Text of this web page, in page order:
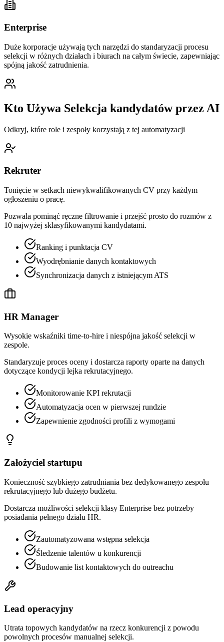
Enterprise
Duże korporacje używają tych narzędzi do standaryzacji procesu
selekcji w różnych działach i biurach na całym świecie, zapewniając
spójną jakość zatrudnienia.
Kto Używa Selekcja kandydatów przez AI
Odkryj, które role i zespoły korzystają z tej automatyzacji
Rekruter
Tonięcie w setkach niewykwalifikowanych CV przy każdym
ogłoszeniu o pracę.
Pozwala pominąć ręczne filtrowanie i przejść prosto do rozmów z
10 najwyżej sklasyfikowanymi kandydatami.
Ranking i punktacja CV
Wyodrębnianie danych kontaktowych
Synchronizacja danych z istniejącym ATS
HR Manager
Wysokie wskaźniki time-to-hire i niespójna jakość selekcji w
zespole.
Standaryzuje proces oceny i dostarcza raporty oparte na danych
dotyczące kondycji lejka rekrutacyjnego.
Monitorowanie KPI rekrutacji
Automatyzacja ocen w pierwszej rundzie
Zapewnienie zgodności profili z wymogami
Założyciel startupu
Konieczność szybkiego zatrudniania bez dedykowanego zespołu
rekrutacyjnego lub dużego budżetu.
Dostarcza możliwości selekcji klasy Enterprise bez potrzeby
posiadania pełnego działu HR.
Zautomatyzowana wstępna selekcja
Śledzenie talentów u konkurencji
Budowanie list kontaktowych do outreachu
Lead operacyjny
Utrata topowych kandydatów na rzecz konkurencji z powodu
powolnych procesów manualnej selekcji.